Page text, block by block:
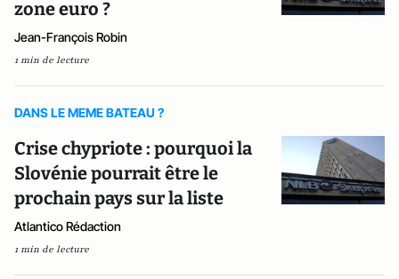
zone euro ?
Jean-François Robin
1 min de lecture
DANS LE MEME BATEAU ?
Crise chypriote : pourquoi la
Slovénie pourrait être le
prochain pays sur la liste
Atlantico Rédaction
1 min de lecture